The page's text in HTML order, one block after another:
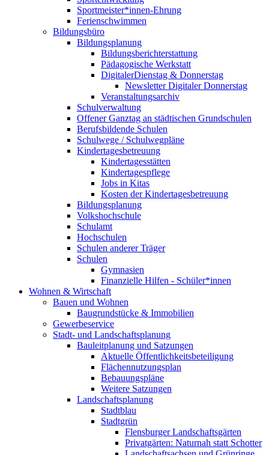
Sportmeister*innen-Ehrung
Ferienschwimmen
Bildungsbüro
Bildungsplanung
Bildungsberichterstattung
Pädagogische Werkstatt
DigitalerDienstag & Donnerstag
Newsletter Digitaler Donnerstag
Veranstaltungsarchiv
Schulverwaltung
Offener Ganztag an städtischen Grundschulen
Berufsbildende Schulen
Schulwege / Schulwegpläne
Kindertagesbetreuung
Kindertagesstätten
Kindertagespflege
Jobs in Kitas
Kosten der Kindertagesbetreuung
Bildungsplanung
Volkshochschule
Schulamt
Hochschulen
Schulen anderer Träger
Schulen
Gymnasien
Finanzielle Hilfen - Schüler*innen
Wohnen & Wirtschaft
Bauen und Wohnen
Baugrundstücke & Immobilien
Gewerbeservice
Stadt- und Landschaftsplanung
Bauleitplanung und Satzungen
Aktuelle Öffentlichkeitsbeteiligung
Flächennutzungsplan
Bebauungspläne
Weitere Satzungen
Landschaftsplanung
Stadtblau
Stadtgrün
Flensburger Landschaftsgärten
Privatgärten: Naturnah statt Schotter